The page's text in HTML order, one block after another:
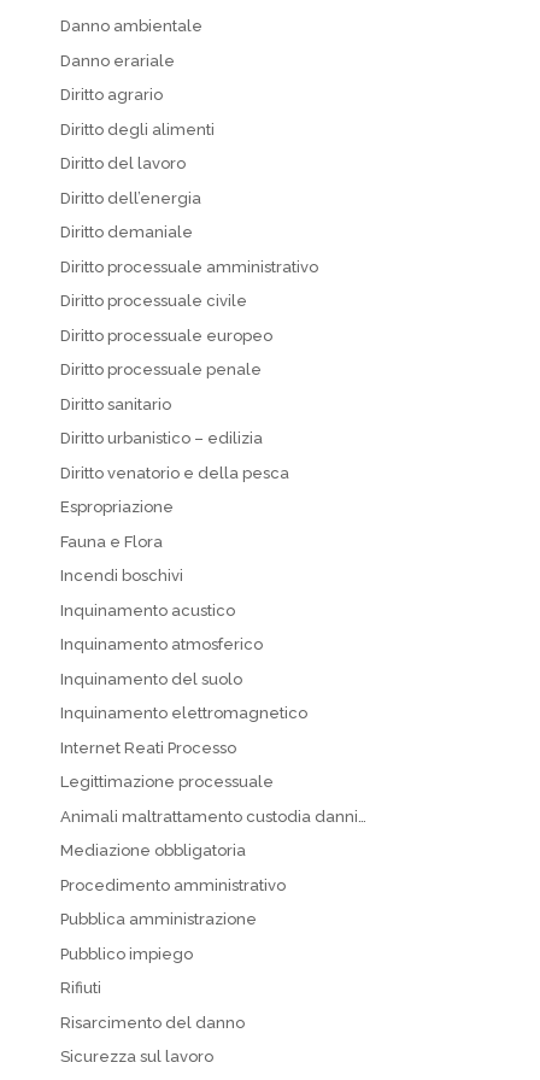
Danno ambientale
Danno erariale
Diritto agrario
Diritto degli alimenti
Diritto del lavoro
Diritto dell’energia
Diritto demaniale
Diritto processuale amministrativo
Diritto processuale civile
Diritto processuale europeo
Diritto processuale penale
Diritto sanitario
Diritto urbanistico – edilizia
Diritto venatorio e della pesca
Espropriazione
Fauna e Flora
Incendi boschivi
Inquinamento acustico
Inquinamento atmosferico
Inquinamento del suolo
Inquinamento elettromagnetico
Internet Reati Processo
Legittimazione processuale
Animali maltrattamento custodia danni…
Mediazione obbligatoria
Procedimento amministrativo
Pubblica amministrazione
Pubblico impiego
Rifiuti
Risarcimento del danno
Sicurezza sul lavoro